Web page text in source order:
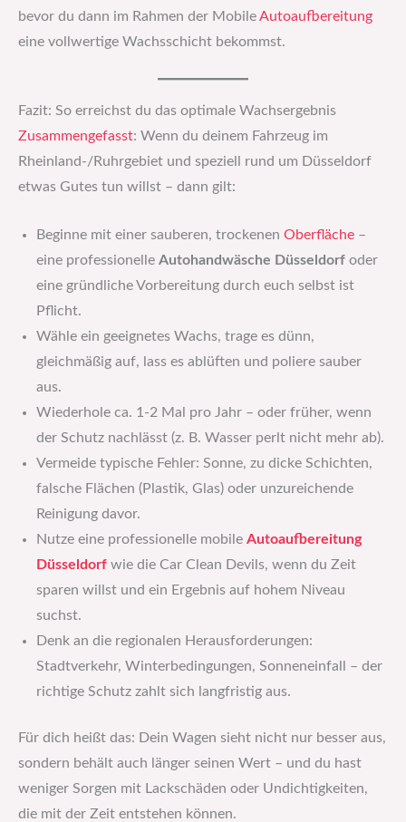
bevor du dann im Rahmen der Mobile Autoaufbereitung
eine vollwertige Wachsschicht bekommst.
Fazit: So erreichst du das optimale Wachsergebnis
Zusammengefasst: Wenn du deinem Fahrzeug im
Rheinland-/Ruhrgebiet und speziell rund um Düsseldorf
etwas Gutes tun willst – dann gilt:
Beginne mit einer sauberen, trockenen Oberfläche –
eine professionelle Autohandwäsche Düsseldorf oder
eine gründliche Vorbereitung durch euch selbst ist
Pflicht.
Wähle ein geeignetes Wachs, trage es dünn,
gleichmäßig auf, lass es ablüften und poliere sauber
aus.
Wiederhole ca. 1-2 Mal pro Jahr – oder früher, wenn
der Schutz nachlässt (z. B. Wasser perlt nicht mehr ab).
Vermeide typische Fehler: Sonne, zu dicke Schichten,
falsche Flächen (Plastik, Glas) oder unzureichende
Reinigung davor.
Nutze eine professionelle mobile Autoaufbereitung
Düsseldorf wie die Car Clean Devils, wenn du Zeit
sparen willst und ein Ergebnis auf hohem Niveau
suchst.
Denk an die regionalen Herausforderungen:
Stadtverkehr, Winter­bedingungen, Sonnen­einfall – der
richtige Schutz zahlt sich langfristig aus.
Für dich heißt das: Dein Wagen sieht nicht nur besser aus,
sondern behält auch länger seinen Wert – und du hast
weniger Sorgen mit Lackschäden oder Undichtigkeiten,
die mit der Zeit entstehen können.